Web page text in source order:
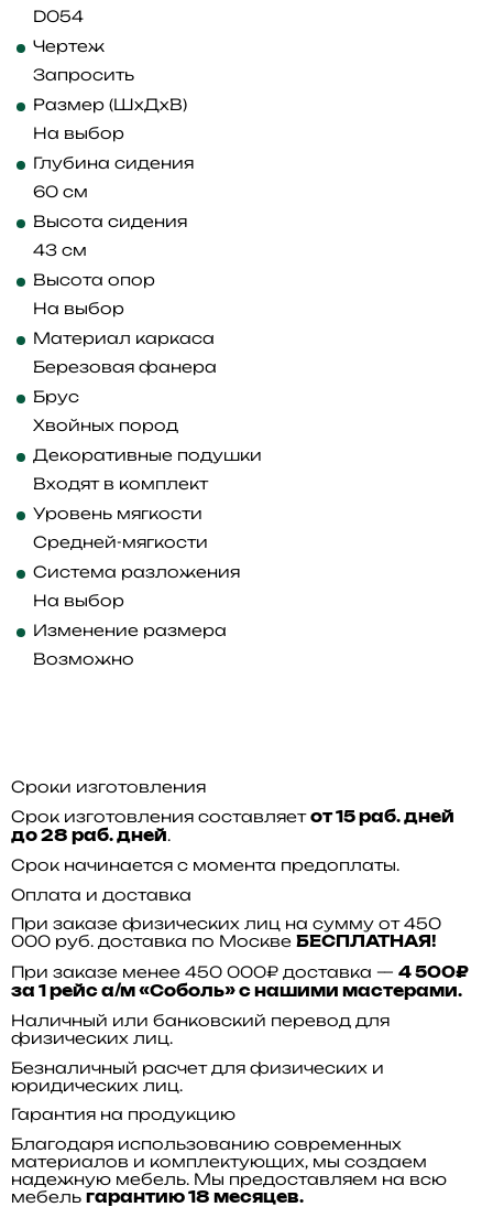
D054
Чертеж
Запросить
Размер (ШхДхВ)
На выбор
Глубина сидения
60 см
Высота сидения
43 см
Высота опор
На выбор
Материал каркаса
Березовая фанера
Брус
Хвойных пород
Декоративные подушки
Входят в комплект
Уровень мягкости
Средней-мягкости
Система разложения
На выбор
Изменение размера
Возможно
Сроки изготовления
Срок изготовления составляет от 15 раб. дней
до 28 раб. дней.
Срок начинается с момента предоплаты.
Оплата и доставка
При заказе физических лиц на сумму от 450
000 руб. доставка по Москве БЕСПЛАТНАЯ!
При заказе менее 450 000₽ доставка — 4 500₽
за 1 рейс а/м «Соболь» с нашими мастерами.
Наличный или банковский перевод для
физических лиц.
Безналичный расчет для физических и
юридических лиц.
Гарантия на продукцию
Благодаря использованию современных
материалов и комплектующих, мы создаем
надежную мебель. Мы предоставляем на всю
мебель гарантию 18 месяцев.